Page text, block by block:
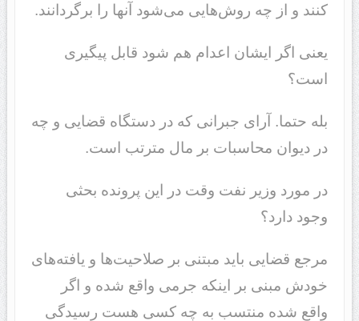
کنند و از چه روش‌هایی می‌شود آنها را برگردانند.
یعنی اگر ایشان اعدام هم شود قابل پیگیری
است؟
بله حتما. آرای جبرانی که در دستگاه قضایی و چه
در دیوان محاسبات بر مال مترتب است.
در مورد وزیر نفت وقت در این پرونده بحثی
وجود دارد؟
مرجع قضایی باید مبتنی بر صلاحیت‌ها و یافته‌های
خودش مبنی بر اینکه جرمی واقع شده و اگر
واقع شده منتسب به چه کسی هست رسیدگی